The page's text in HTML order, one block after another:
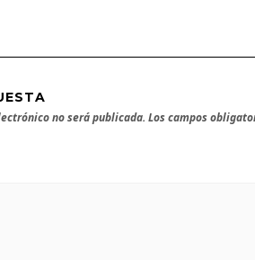
no será publicada. Los campos